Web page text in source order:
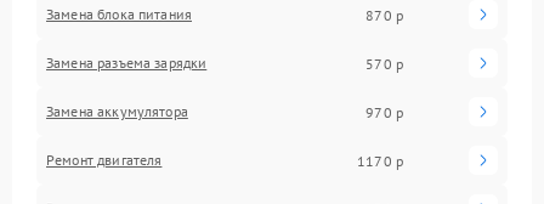
Замена блока питания 870 р
Замена разъема зарядки 570 р
Замена аккумулятора 970 р
Ремонт двигателя 1170 р